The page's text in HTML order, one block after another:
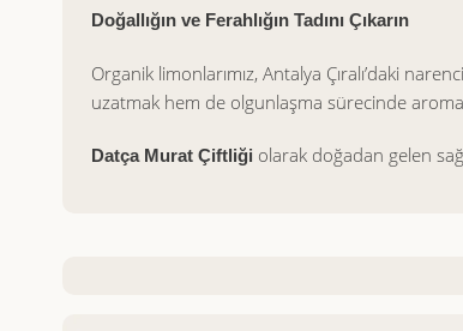
Doğallığın ve Ferahlığın Tadını Çıkarın
Organik limonlarımız, Antalya Çıralı’daki
uzatmak hem de olgunlaşma sürecinde
Datça Murat Çiftliği olarak doğadan gelen